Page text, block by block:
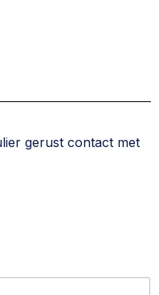
gerust contact met